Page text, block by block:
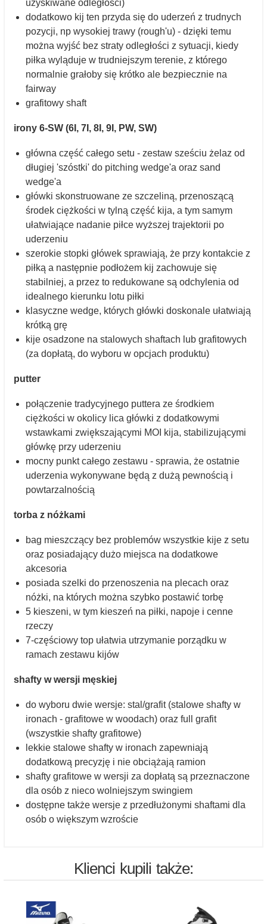
uzyskiwane odległości)
dodatkowo kij ten przyda się do uderzeń z trudnych
pozycji, np wysokiej trawy (rough'u) - dzięki temu
można wyjść bez straty odległości z sytuacji, kiedy
piłka wyląduje w trudniejszym terenie, z którego
normalnie grałoby się krótko ale bezpiecznie na
fairway
grafitowy shaft
irony 6-SW (6I, 7I, 8I, 9I, PW, SW)
główna część całego setu - zestaw sześciu żelaz od
długiej 'szóstki' do pitching wedge'a oraz sand
wedge'a
główki skonstruowane ze szczeliną, przenoszącą
środek ciężkości w tylną część kija, a tym samym
ułatwiające nadanie piłce wyższej trajektorii po
uderzeniu
szerokie stopki główek sprawiają, że przy kontakcie z
piłką a następnie podłożem kij zachowuje się
stabilniej, a przez to redukowane są odchylenia od
idealnego kierunku lotu piłki
klasyczne wedge, których główki doskonale ułatwiają
krótką grę
kije osadzone na stalowych shaftach lub grafitowych
(za dopłatą, do wyboru w opcjach produktu)
putter
połączenie tradycyjnego puttera ze środkiem
ciężkości w okolicy lica główki z dodatkowymi
wstawkami zwiększającymi MOI kija, stabilizującymi
główkę przy uderzeniu
mocny punkt całego zestawu - sprawia, że ostatnie
uderzenia wykonywane będą z dużą pewnością i
powtarzalnością
torba z nóżkami
bag mieszczący bez problemów wszystkie kije z setu
oraz posiadający dużo miejsca na dodatkowe
akcesoria
posiada szelki do przenoszenia na plecach oraz
nóżki, na których można szybko postawić torbę
5 kieszeni, w tym kieszeń na piłki, napoje i cenne
rzeczy
7-częściowy top ułatwia utrzymanie porządku w
ramach zestawu kijów
shafty w wersji męskiej
do wyboru dwie wersje: stal/grafit (stalowe shafty w
ironach - grafitowe w woodach) oraz full grafit
(wszystkie shafty grafitowe)
lekkie stalowe shafty w ironach zapewniają
dodatkową precyzję i nie obciążają ramion
shafty grafitowe w wersji za dopłatą są przeznaczone
dla osób z nieco wolniejszym swingiem
dostępne także wersje z przedłużonymi shaftami dla
osób o większym wzroście
Klienci kupili także: